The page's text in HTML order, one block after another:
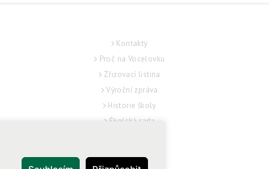
Kontakty
Proč na Vocelovku
Zřizovací listina
Výroční zpráva
Historie školy
Školská rada